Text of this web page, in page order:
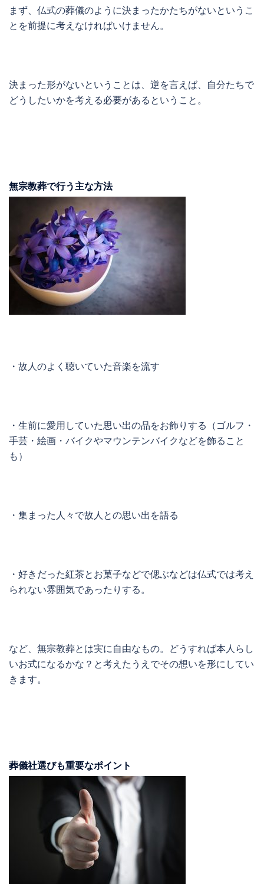
まず、仏式の葬儀のように決まったかたちがないというこ
とを前提に考えなければいけません。
決まった形がないということは、逆を言えば、自分たちで
どうしたいかを考える必要があるということ。
無宗教葬で行う主な方法
・故人のよく聴いていた音楽を流す
・生前に愛用していた思い出の品をお飾りする（ゴルフ・
手芸・絵画・バイクやマウンテンバイクなどを飾ること
も）
・集まった人々で故人との思い出を語る
・好きだった紅茶とお菓子などで偲ぶなどは仏式では考え
られない雰囲気であったりする。
など、無宗教葬とは実に自由なもの。どうすれば本人らし
いお式になるかな？と考えたうえでその想いを形にしてい
きます。
葬儀社選びも重要なポイント